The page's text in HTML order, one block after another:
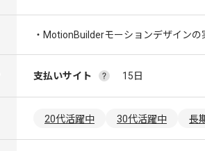
・MotionBuilderモーションデザイン
支払いサイト 15日
20代活躍中 30代活躍中 長